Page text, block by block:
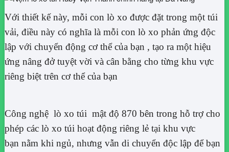
Với thiết kế này, mỗi con lò xo được đặt trong một túi
vải, điều này có nghĩa là mỗi con lò xo phản ứng độc
lập với chuyển động cơ thể của bạn , tạo ra một hiệu
ứng nâng đở tuyệt vời và cân bằng cho từng khu vực
riêng biệt trên cơ thể của bạn
Công nghệ lò xo túi mật độ 870 bên trong hỗ trợ cho
phép các lò xo túi hoạt động riêng lẻ tại khu vực
bạn nằm khi ngủ, nhưng vẫn di chuyển độc lập để bạn